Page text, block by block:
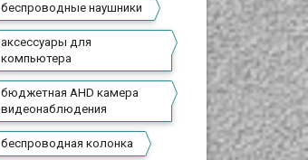
беспроводные наушники
аксессуары для
компьютера
бюджетная AHD камера
видеонаблюдения
беспроводная колонка